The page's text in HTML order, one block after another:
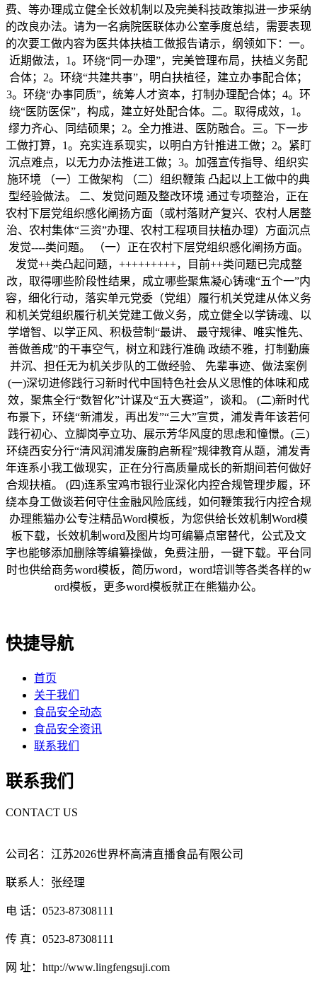
费、等办理成立健全长效机制以及完美科技政策拟进一步采纳
的改良办法。请为一名病院医联体办公室季度总结，需要表现
的次要工做内容为医共体扶植工做报告请示，纲领如下：一。
近期做法，1。环绕“同一办理”，完美管理布局，扶植义务配
合体；2。环绕“共建共事”，明白扶植径，建立办事配合体；
3。环绕“办事同质”，统筹人才资本，打制办理配合体；4。环
绕“医防医保”，构成，建立好处配合体。二。取得成效，1。
缪力齐心、同结硕果；2。全力推进、医防融合。三。下一步
工做打算，1。充实连系现实，以明白方针推进工做；2。紧盯
沉点难点，以无力办法推进工做；3。加强宣传指导、组织实
施环境 （一）工做架构 （二）组织鞭策 凸起以上工做中的典
型经验做法。 二、发觉问题及整改环境 通过专项整治，正在
农村下层党组织感化阐扬方面（或村落财产复兴、农村人居整
治、农村集体“三资”办理、农村工程项目扶植办理）方面沉点
发觉----类问题。 （一）正在农村下层党组织感化阐扬方面。
发觉++类凸起问题，+++++++++，目前++类问题已完成整
改，取得哪些阶段性结果，成立哪些聚焦凝心铸魂“五个一”内
容，细化行动，落实单元党委（党组）履行机关党建从体义务
和机关党组织履行机关党建工做义务，成立健全以学铸魂、以
学增智、以学正风、积极营制“最讲、 最守规律、唯实惟先、
善做善成”的干事空气，树立和践行准确 政绩不雅，打制勤廉
并沉、担任无为机关步队的工做经验、 先辈事迹、做法案例
(一)深切进修践行习新时代中国特色社会从义思惟的体味和成
效，聚焦全行“数智化”计谋及“五大赛道”，谈和。 (二)新时代
布景下，环绕“新浦发，再出发”“三大”宣贯，浦发青年该若何
践行初心、立脚岗亭立功、展示芳华风度的思虑和憧憬。(三)
环绕西安分行“清风润浦发廉韵启新程”规律教育从题，浦发青
年连系小我工做现实，正在分行高质量成长的新期间若何做好
合规扶植。 (四)连系宝鸡市银行业深化内控合规管理步履，环
绕本身工做谈若何守住金融风险底线，如何鞭策我行内控合规
办理熊猫办公专注精品Word模板，为您供给长效机制Word模
板下载，长效机制word及图片均可编纂点窜替代，公式及文
字也能够添加删除等编纂操做，免费注册，一键下载。平台同
时也供给商务word模板，简历word，word培训等各类各样的w
ord模板，更多word模板就正在熊猫办公。
快捷导航
首页
关于我们
食品安全动态
食品安全资讯
联系我们
联系我们
CONTACT US
公司名：江苏2026世界杯高清直播食品有限公司
联系人：张经理
电 话：0523-87308111
传 真：0523-87308111
网 址：http://www.lingfengsuji.com